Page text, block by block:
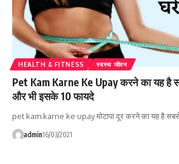
HEALTH & FITNESS स्वस्थ जीवन
Pet Kam Karne Ke Upay करने का यह है
और भी इसके 10 फायदे
pet kam karne ke upay मोटापा दूर करने का यह है
admin16/03/2021